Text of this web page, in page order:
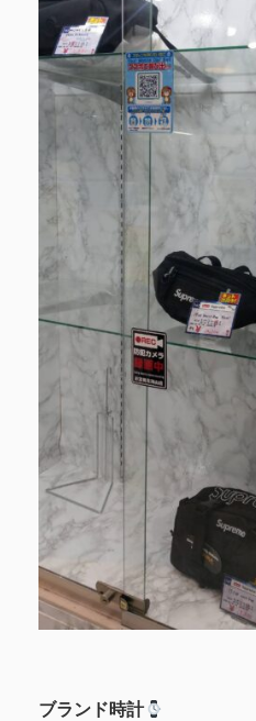
ブランド時計